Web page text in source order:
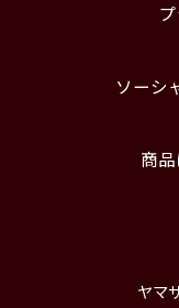
ソーシ
商
ヤマ